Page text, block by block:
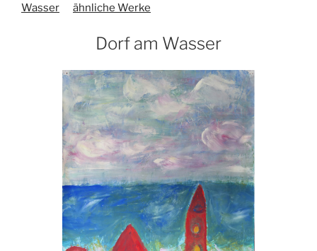
Wasser
ähnliche Werke
Dorf am Wasser